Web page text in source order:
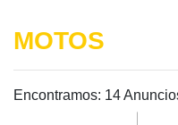
MOTOS
Encontramos: 14